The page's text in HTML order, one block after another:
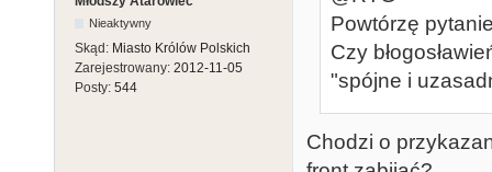
Nieaktywny
Skąd: Miasto Królów Polskich
Zarejestrowany: 2012-11-05
Posty: 544
Powtórzę
Czy
"spójne i
Chodzi o